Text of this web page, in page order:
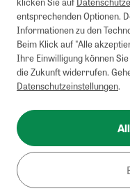
entsprechenden Optionen.
Informationen zu den
Beim Klick auf "Alle
Ihre Einwilligung können
die Zukunft widerrufen.
Datenschutzeinstellungen.